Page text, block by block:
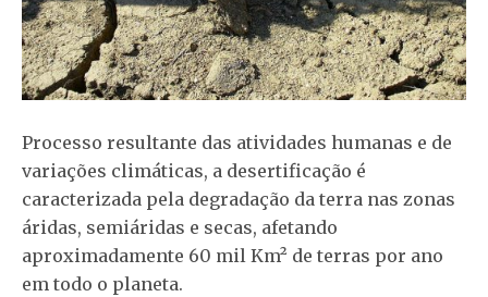
Processo resultante das atividades humanas e de
variações climáticas, a desertificação é
caracterizada pela degradação da terra nas zonas
áridas, semiáridas e secas, afetando
aproximadamente 60 mil Km² de terras por ano
em todo o planeta.